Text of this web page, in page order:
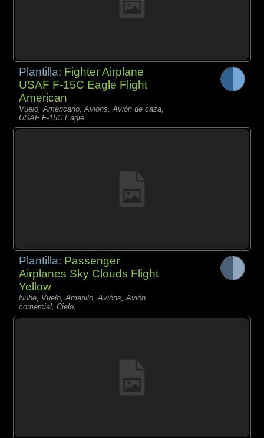
Plantilla: Fighter Airplane
USAF F-15C Eagle Flight
American
Vuelo, Americano, Avións, Avión de caza,
USAF F-15C Eagle
Plantilla: Passenger
Airplanes Sky Clouds Flight
Yellow
Nube, Vuelo, Amarillo, Avións, Avión
comercial, Cielo,